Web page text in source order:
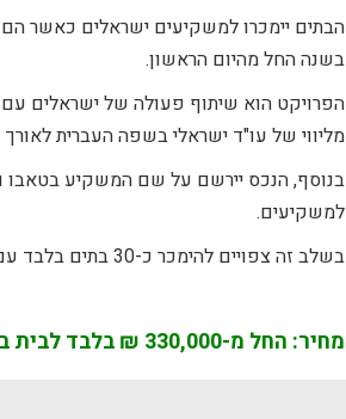
בשנה החל מהיום הראשון.
הפרויקט הוא שיתוף פעולה של ישראלים עם
מליווי של עו"ד ישראלי בשפה העברית
בנוסף, הנכס יירשם על שם המשקיע בטאבו
למשקיעים.
בשלב זה צפויים להימכר כ-30 בתים בלבד עם חוזי שכירות שישקפו תשואה של כ-8-10% בשנה.
מחיר: החל מ-330,000 ₪ בלבד לבית בשכונה מובילה במדינת אוהיו שבארה"ב